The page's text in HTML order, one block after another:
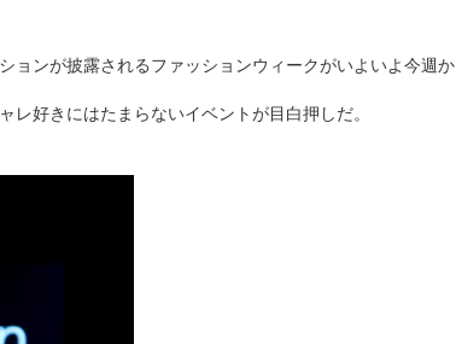
ョンが披露されるファッションウィークがいよいよ今週か
好きにはたまらないイベントが目白押しだ。